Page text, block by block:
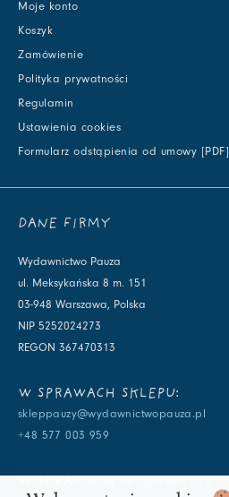
Moje konto
Koszyk
Zamówienie
Polityka prywatności
Regulamin
Ustawienia cookies
Formularz odstąpienia od umowy [PDF]
DANE FIRMY
Wydawnictwo Pauza
ul. Meksykańska 8 m. 151
03-948 Warszawa, Polska
NIP 5252024273
REGON 367470313
W SPRAWACH SKLEPU:
skleppauzy@wydawnictwopauza.pl
+48 577 003 959